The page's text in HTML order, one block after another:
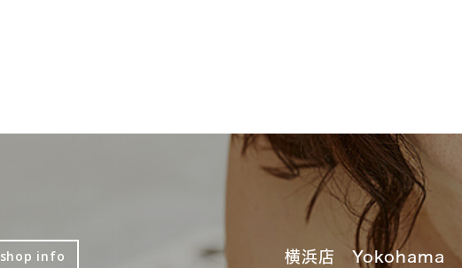
shop info 横浜店 Yokohama